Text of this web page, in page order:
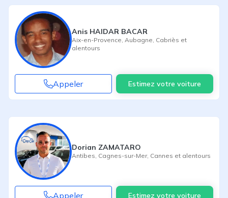
Anis HAIDAR BACAR
Aix-en-Provence Aubagne Cabriès et
alentours
Appeler Estimez votre voiture
Dorian ZAMATARO
Antibes Cagnes-sur-Mer, Cannes et alentours
Appeler Estimez votre voiture